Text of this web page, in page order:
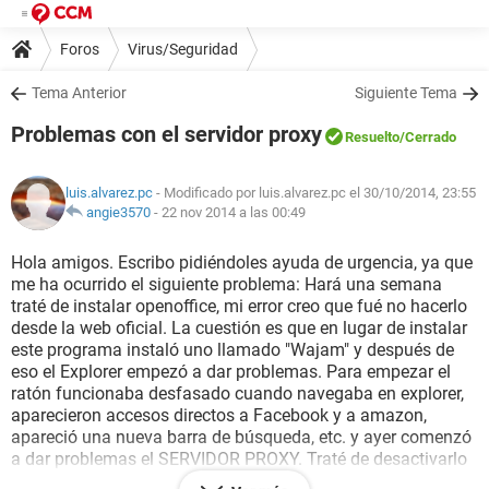
Foros Virus/Seguridad
Tema Anterior Siguiente Tema
Problemas con el servidor proxy Resuelto/Cerrado
luis.alvarez.pc - Modificado por luis.alvarez.pc el 30/10/2014, 23:55
angie3570 - 22 nov 2014 a las 00:49
Hola amigos. Escribo pidiéndoles ayuda de urgencia, ya que
me ha ocurrido el siguiente problema: Hará una semana
traté de instalar openoffice, mi error creo que fué no hacerlo
desde la web oficial. La cuestión es que en lugar de instalar
este programa instaló uno llamado "Wajam" y después de
eso el Explorer empezó a dar problemas. Para empezar el
ratón funcionaba desfasado cuando navegaba en explorer,
aparecieron accesos directos a Facebook y a amazon,
apareció una nueva barra de búsqueda, etc. y ayer comenzó
a dar problemas el SERVIDOR PROXY. Traté de desactivarlo
desde la configuración de la lan pero se vuelve a activar